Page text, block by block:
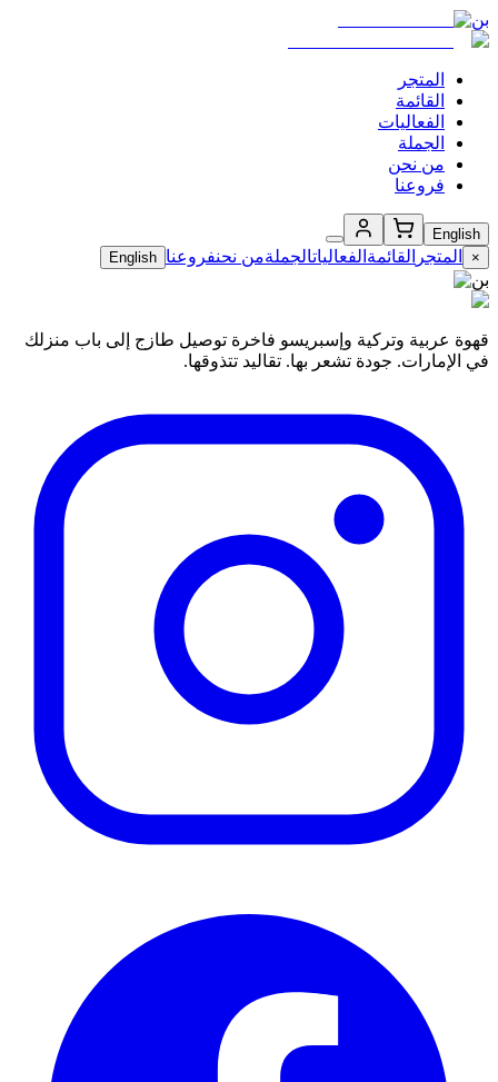
بن
المتجر
القائمة
الفعاليات
الجملة
من نحن
فروعنا
English
×
المتجر القائمة الفعالياتالجملةمن نحنفروعنا English
بن
قهوة عربية وتركية وإسبريسو فاخرة توصيل طازج إلى باب منزلك
في الإمارات. جودة تشعر بها. تقاليد تتذوقها.